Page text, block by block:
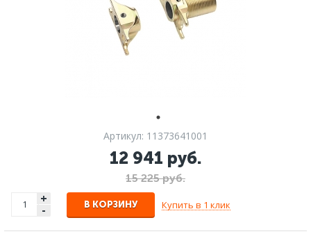
Артикул: 11373641001
12 941 руб.
15 225 руб.
+
- В КОРЗИНУ Купить в 1 клик